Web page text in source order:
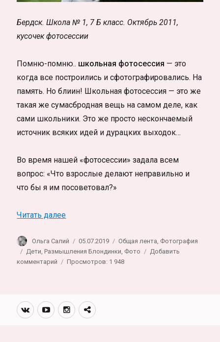
Бердск. Школа № 1, 7 Б класс. Октябрь 2011,
кусочек фотосессии
Помню-помню.. школьная фотосессия — это
когда все построились и сфотографировались. На
память. Но блиин! Школьная фотосессия — это же
такая же сумасбродная вещь на самом деле, как
сами школьники. Это же просто нескончаемый
источник всяких идей и дурацких выходок…
Во время нашей «фотосессии» задала всем
вопрос: «Что взрослые делают неправильно и
что бы я им посоветовал?»
Читать далее«Фотоальбом 7 Б. Школьная фотосессия»
Автор
Ольга Салий Опубликовано
05.07.2019 Рубрики
Общая лента Фотография
Метки
Дети ,Размышления Блондинки Фото
Добавить
комментарий
Б.
Школьная
Просмотров: 1 948
Вконтакте
YoutubeИнстаграмм
Телеграм